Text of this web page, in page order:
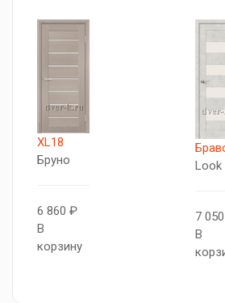
XL18
Бруно
6 860 ₽
В
корзину
Look
7
В